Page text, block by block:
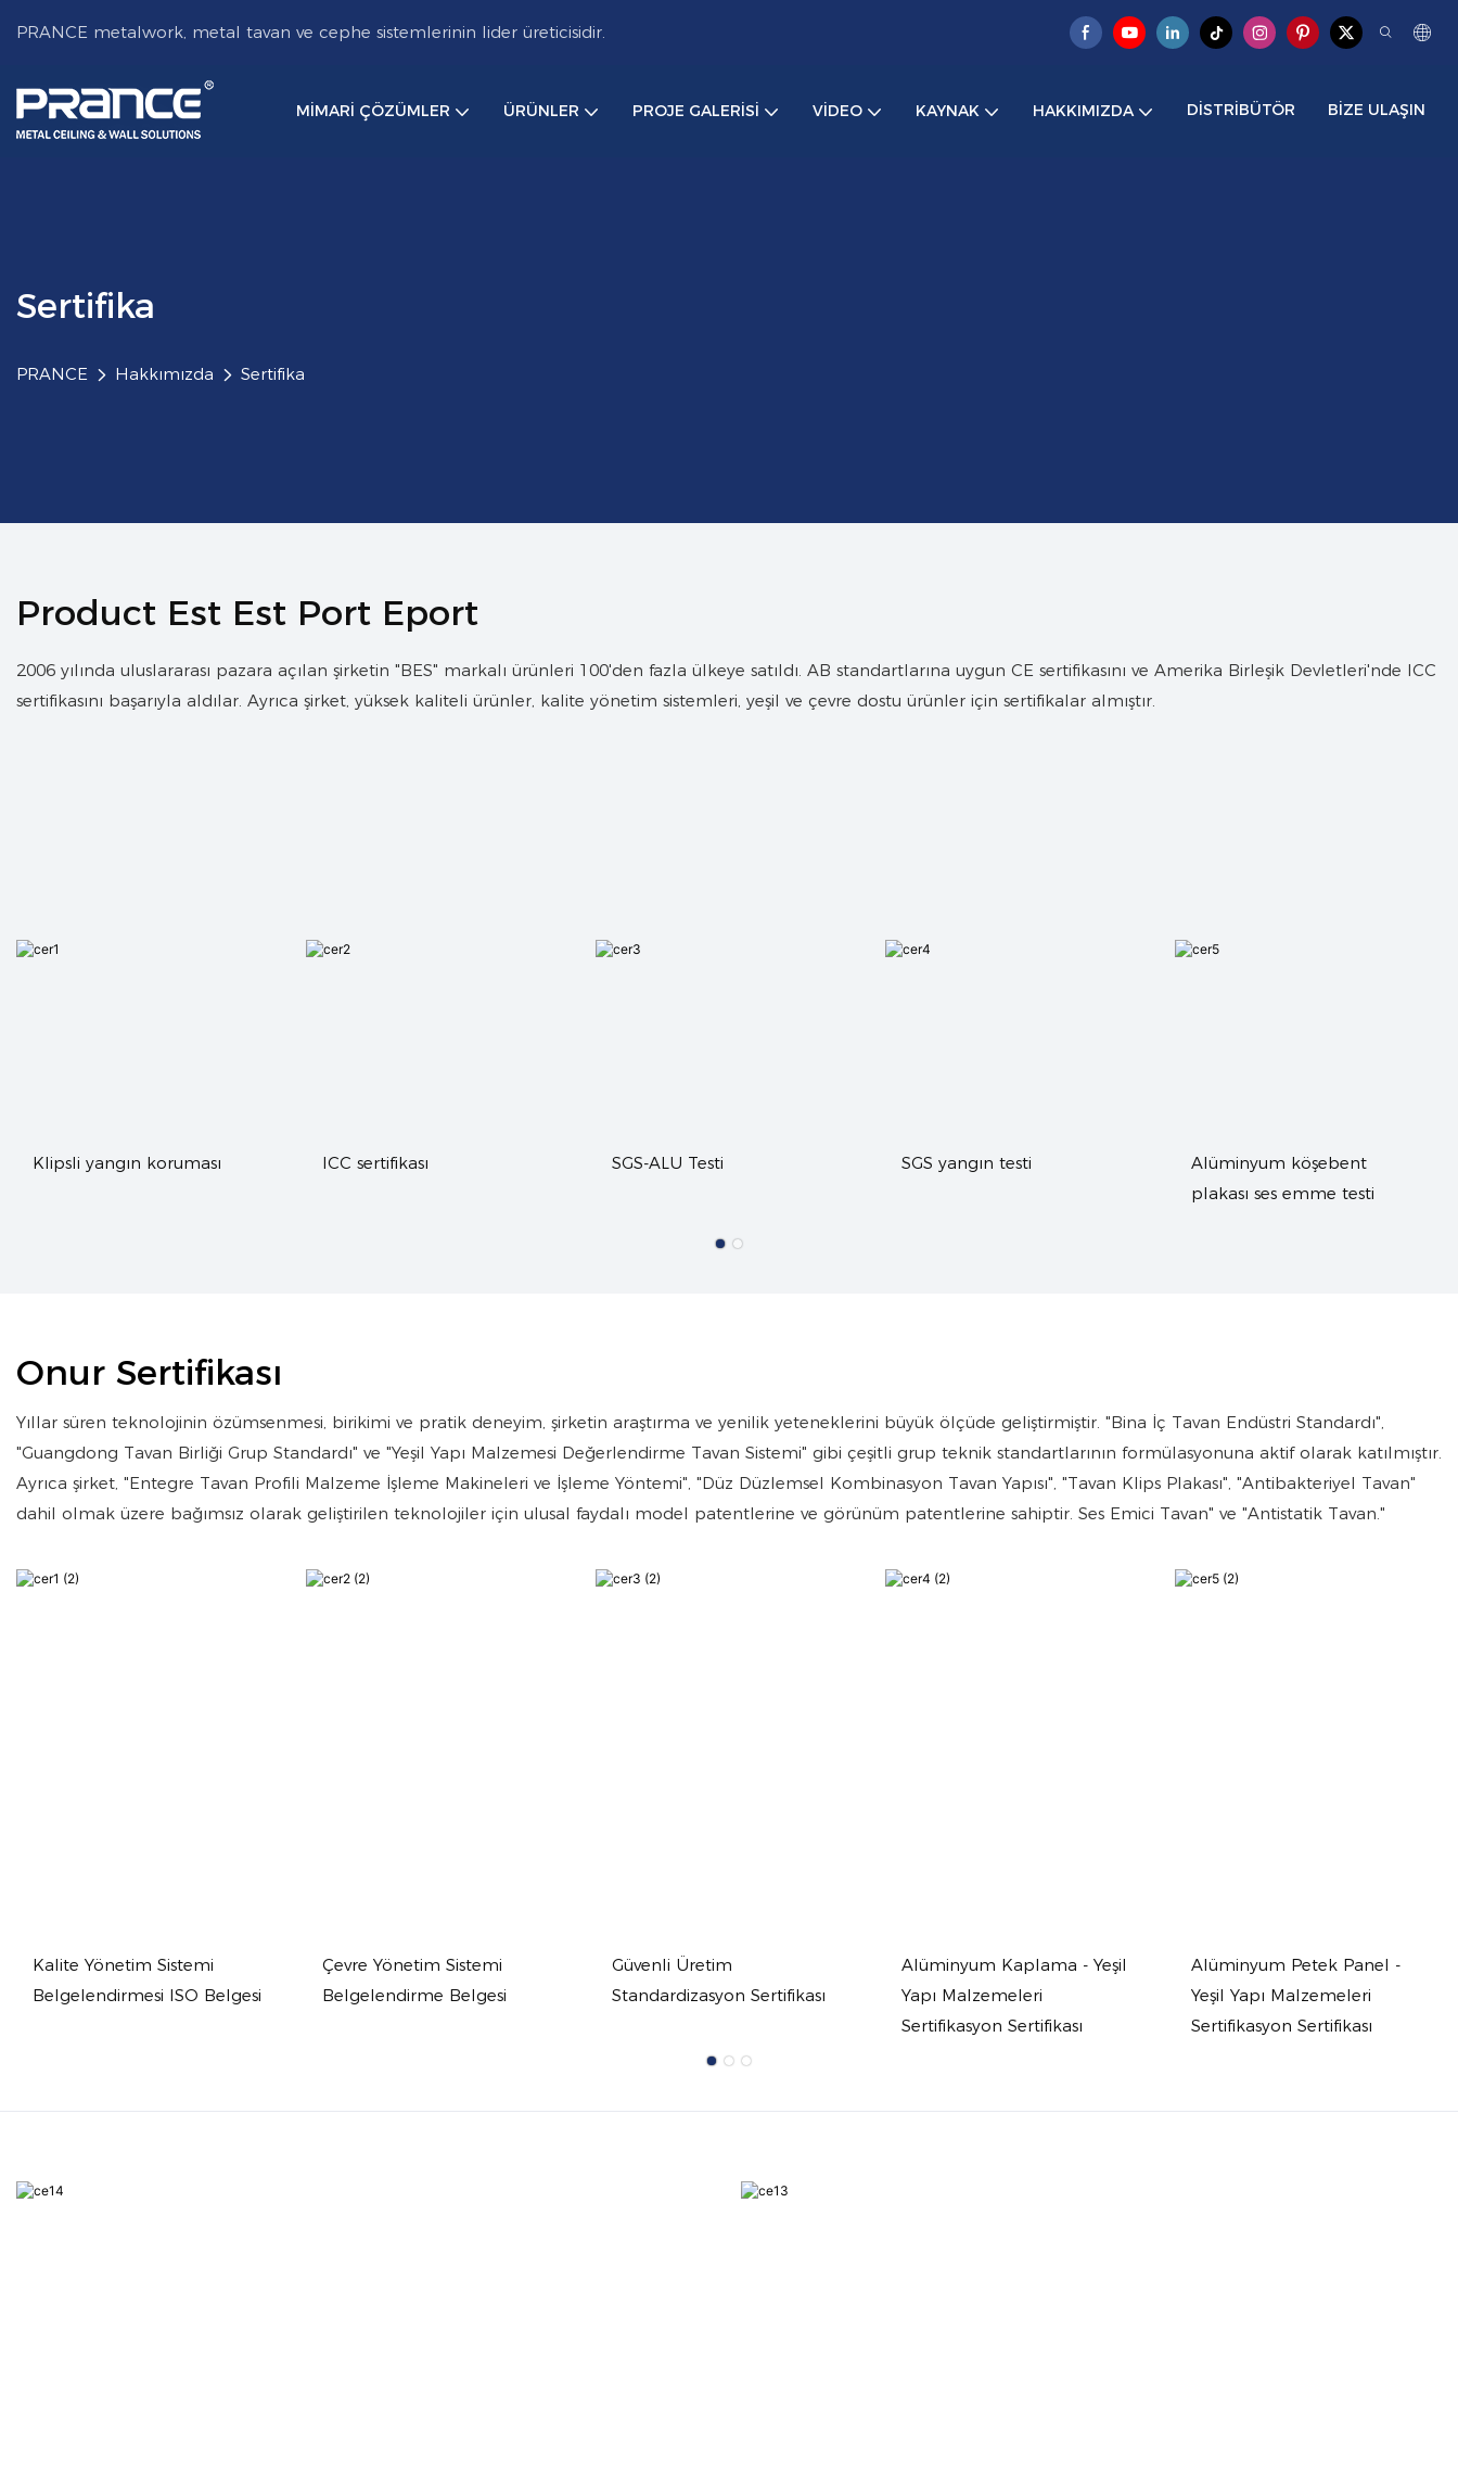
PRANCE metalwork, metal tavan ve cephe sistemlerinin lider üreticisidir.
MIMARI ÇÖZÜMLER ÜRÜNLER PROJE GALERISI VIDEO KAYNAK HAKKIMIZDA DISTRIBÜTÖR BIZE ULAŞIN
Sertifika
PRANCE Hakkımızda Sertifika
Product Est Est Port Eport
2006 yılında uluslararası pazara açılan şirketin "BES" markalı ürünleri 100'den fazla ülkeye satıldı. AB standartlarına uygun CE sertifikasını ve Amerika Birleşik Devletleri'nde ICC
sertifikasını başarıyla aldılar. Ayrıca şirket, yüksek kaliteli ürünler, kalite yönetim sistemleri, yeşil ve çevre dostu ürünler için sertifikalar almıştır.
ICC sertifikası SGS-ALU Testi SGS yangın testi
Alüminyum köşebent
Alüminyum kare
Onur Sertifikası
Yıllar süren teknolojinin özümsenmesi, birikimi ve pratik deneyim, şirketin araştırma ve yenilik yeteneklerini büyük ölçüde geliştirmiştir. "Bina İç Tavan Endüstri Standardı",
"Guangdong Tavan Birliği Grup Standardı" ve "Yeşil Yapı Malzemesi Değerlendirme Tavan Sistemi" gibi çeşitli grup teknik standartlarının formülasyonuna aktif olarak katılmıştır.
Ayrıca şirket, "Entegre Tavan Profili Malzeme İşleme Makineleri ve İşleme Yöntemi", "Düz Düzlemsel Kombinasyon Tavan Yapısı", "Tavan Klips Plakası", "Antibakteriyel Tavan"
dahil olmak üzere bağımsız olarak geliştirilen teknolojiler için ulusal faydalı model patentlerine ve görünüm patentlerine sahiptir. Ses Emici Tavan" ve "Antistatik Tavan."
Kalite Yönetim Sistemi
Belgelendirmesi ISO Belgesi
Çevre Yönetim Sistemi
Belgelendirme Belgesi
Güvenli Üretim
Standardizasyon Sertifikası
Alüminyum Kaplama - Yeşil
Yapı Malzemeleri
Sertifikasyon Sertifikası
Alüminyum Petek Panel -
Yeşil Yapı Malzemeleri
Sertifikasyon Sertifikası